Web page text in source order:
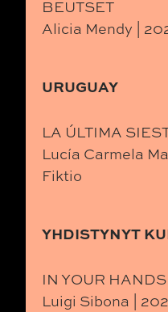
BEUTSET
Alicia Mendy |
URUGUAY
LA ÚLTIMA
Lucía Carmela
Fiktio
YHDISTYNYT
IN YOUR HANDS
Luigi Sibona |